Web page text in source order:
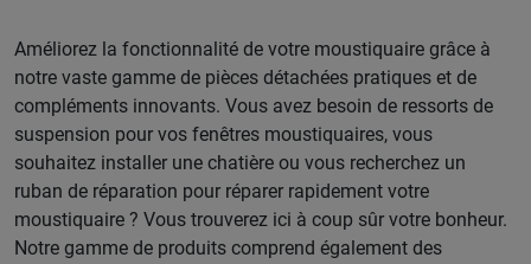
Améliorez la fonctionnalité de votre moustiquaire grâce à
notre vaste gamme de pièces détachées pratiques et de
compléments innovants. Vous avez besoin de ressorts de
suspension pour vos fenêtres moustiquaires, vous
souhaitez installer une chatière ou vous recherchez un
ruban de réparation pour réparer rapidement votre
moustiquaire ? Vous trouverez ici à coup sûr votre bonheur.
Notre gamme de produits comprend également des